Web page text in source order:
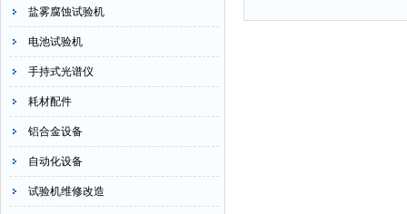
盐雾腐蚀试验机
电池试验机
手持式光谱仪
耗材配件
铝合金设备
自动化设备
试验机维修改造